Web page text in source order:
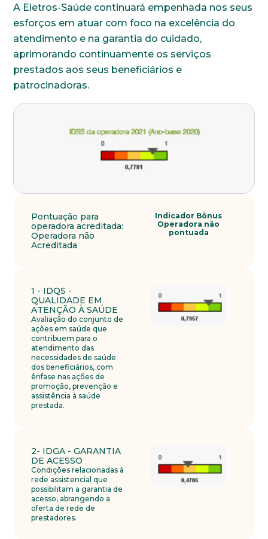
A Eletros-Saúde continuará empenhada nos seus
esforços em atuar com foco na excelência do
atendimento e na garantia do cuidado,
aprimorando continuamente os serviços
prestados aos seus beneficiários e
patrocinadoras.
Pontuação para
operadora acreditada:
Operadora não
Acreditada
Indicador Bônus
Operadora não
pontuada
1 - IDQS -
QUALIDADE EM
ATENÇÃO À SAÚDE
Avaliação do conjunto de
ações em saúde que
contribuem para o
atendimento das
necessidades de saúde
dos beneficiários, com
ênfase nas ações de
promoção, prevenção e
assistência à saúde
prestada.
2- IDGA - GARANTIA
DE ACESSO
Condições relacionadas à
rede assistencial que
possibilitam a garantia de
acesso, abrangendo a
oferta de rede de
prestadores.Trabalhe conosco